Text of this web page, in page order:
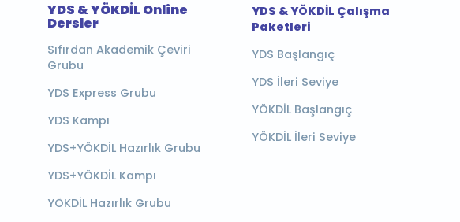
YDS & YÖKDİL Online
Dersler
Sıfırdan Akademik Çeviri
Grubu
YDS Express Grubu
YDS Kampı
YDS+YÖKDİL Hazırlık Grubu
YDS+YÖKDİL Kampı
YÖKDİL Hazırlık Grubu
YDS & YÖKDİL Çalışma
Paketleri
YDS Başlangıç
YDS İleri Seviye
YÖKDİL Başlangıç
YÖKDİL İleri Seviye